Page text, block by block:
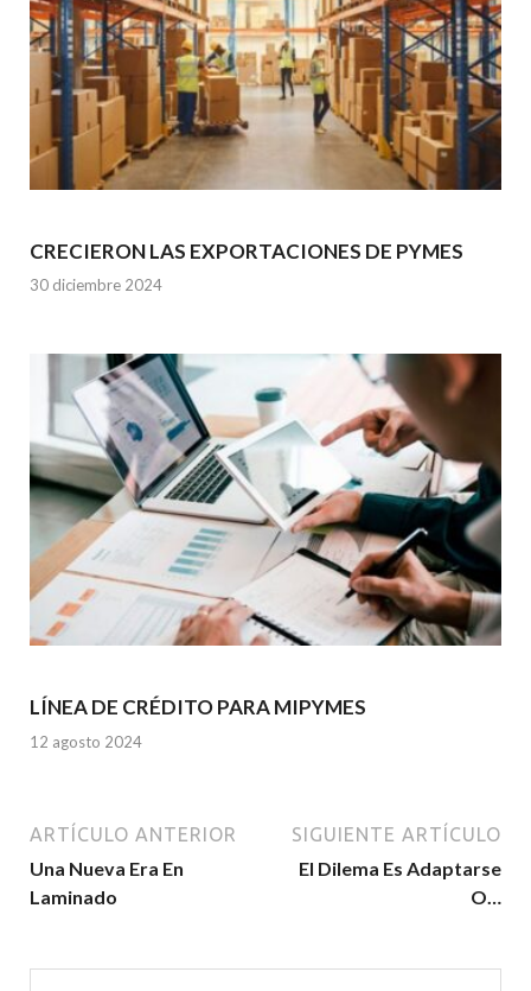
CRECIERON LAS EXPORTACIONES DE PYMES
30 diciembre 2024
LÍNEA DE CRÉDITO PARA MIPYMES
12 agosto 2024
ARTÍCULO ANTERIOR
Una Nueva Era En
Laminado
SIGUIENTE ARTÍCULO
El Dilema Es Adaptarse
O…